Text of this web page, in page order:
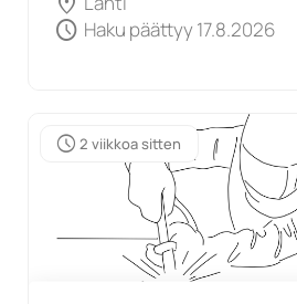
schedule Haku päättyy 17.8.2026
schedule 2 viikkoa sitten